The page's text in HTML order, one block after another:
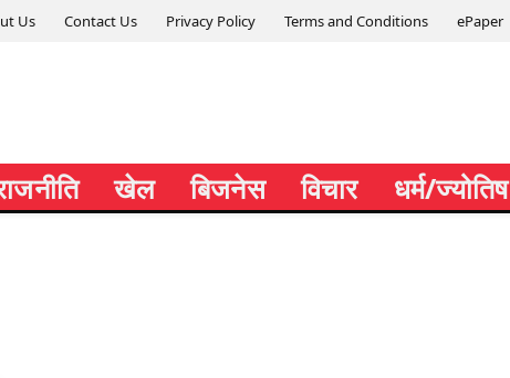
Us Contact Us Privacy Policy Terms and Conditions ePaper
खेल बिजनेस विचार धर्म/ज्योतिष